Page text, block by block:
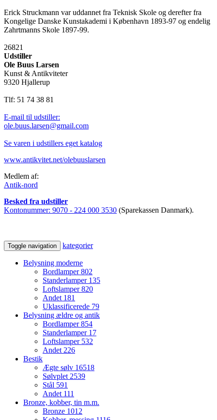
Erick Struckmann var uddannet fra Teknisk Skole og derefter fra
Kongelige Danske Kunstakademi i København 1893-97 og endelig
Zahrtmanns Skole 1897-99.
26821
Udstiller
Ole Buus Larsen
Kunst & Antikviteter
9320 Hjallerup
Tlf: 51 74 38 81
E-mail til udstiller:
ole.buus.larsen@gmail.com
Se varen i udstillers eget katalog
www.antikvitet.net/olebuuslarsen
Medlem af:
Antik-nord
Besked fra udstiller
Kontonummer: 9070 - 224 000 3530 (Sparekassen Danmark).
Toggle navigation kategorier
Belysning moderne
Bordlamper802
Standerlamper 135
Loftslamper820
Andet 181
Uklassificerede 79
Belysning ældre og antik
Bordlamper854
Standerlamper 17
Loftslamper 532
Andet226
Bestik
Ægte sølv 16518
Sølvplet2539
Stål 591
Andet 111
Bronze, kobber, tin m.m.
Bronze 1012